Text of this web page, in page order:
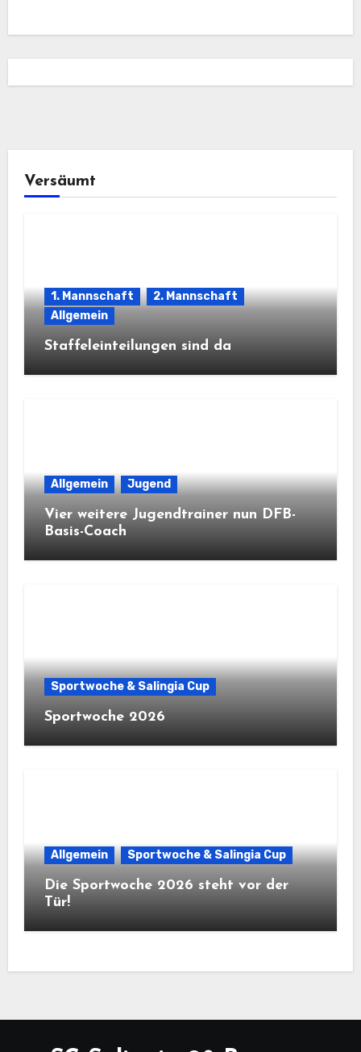
Versäumt
1. Mannschaft
2. Mannschaft
Allgemein
Staffeleinteilungen sind da
Allgemein Jugend
Vier weitere Jugendtrainer nun DFB-
Basis-Coach
Sportwoche & Salingia Cup
Sportwoche 2026
Allgemein Sportwoche & Salingia Cup
Die Sportwoche 2026 steht vor der
Tür!